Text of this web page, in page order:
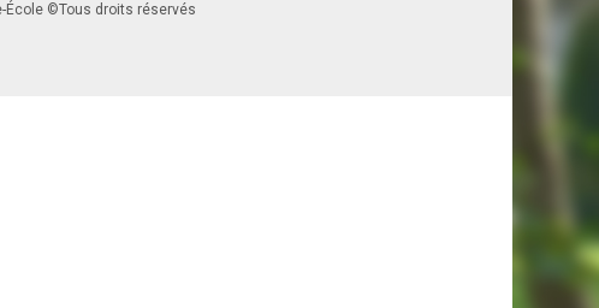
École ©Tous droits réservés